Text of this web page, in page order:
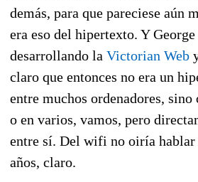
demás, para que pareciese aún
era eso del hipertexto. Y
desarrollando la Victorian Web
claro que entonces no era un
entre muchos ordenadores, sino
o en varios, vamos, pero
entre sí. Del wifi no oiría hablar
años, claro.